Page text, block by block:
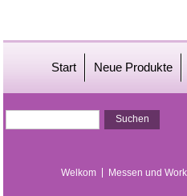
Start Neue Produkte
Welkom Messen und